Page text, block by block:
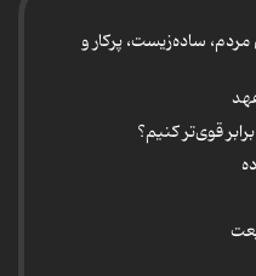
ساده‌زیست، پرکار و